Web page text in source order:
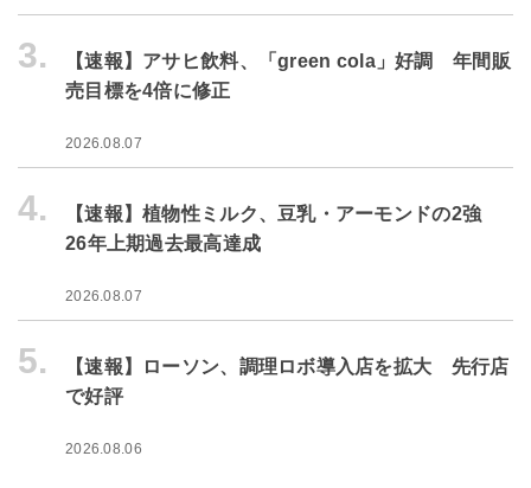
3.
【速報】アサヒ飲料、「green cola」好調 年間販
売目標を4倍に修正
2026.08.07
4.
【速報】植物性ミルク、豆乳・アーモンドの2強
26年上期過去最高達成
2026.08.07
5.
【速報】ローソン、調理ロボ導入店を拡大 先行店
で好評
2026.08.06